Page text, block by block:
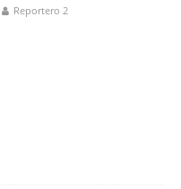
Reportero 2